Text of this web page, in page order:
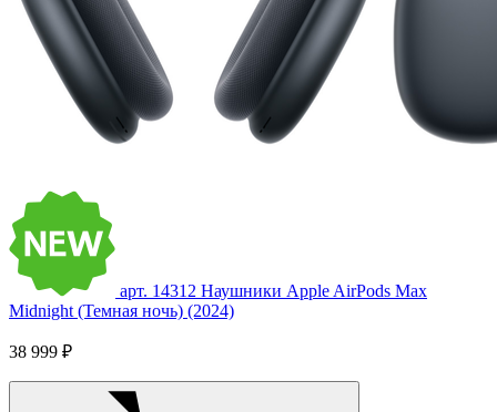
арт. 14312 Наушники Apple AirPods Max
Midnight (Темная ночь) (2024)
38 999 ₽